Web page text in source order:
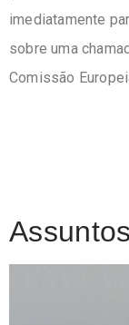
imediatamente
sobre uma
Comissão